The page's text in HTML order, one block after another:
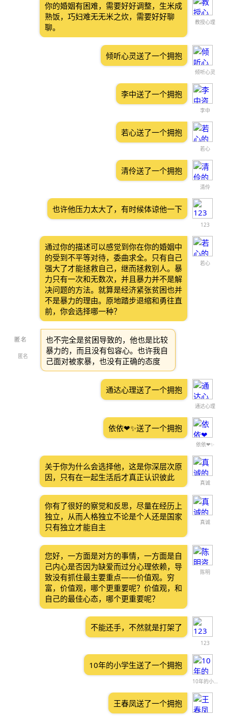
教授心理
你的婚姻有困难，需要好好调整，生米成
熟饭，巧妇难无无米之炊，需要好好聊
聊。
倾听心灵
倾听心灵送了一个拥抱
李中
李中送了一个拥抱
若心
若心送了一个拥抱
清伶
清伶送了一个拥抱
123
也许他压力太大了，有时候体谅他一下
若心
通过你的描述可以感觉到你在你的婚姻中
的受到不平等对待，委曲求全。只有自己
强大了才能拯救自己，继而拯救别人。暴
力只有一次和无数次，并且暴力并不是解
决问题的方法。就算是经济紧张贫困也并
不是暴力的理由。原地踏步退缩和勇往直
前，你会选择哪一种？
匿名
也不完全是贫困导致的，他也是比较
暴力的，而且没有包容心。也许我自
己面对被家暴，也没有正确的态度
通达心理
通达心理送了一个拥抱
依依❤✨
依依❤✨送了一个拥抱
真诚
关于你为什么会选择他，这是你深层次原
因，只有在一起生活后才真正认识彼此
真诚
你有了很好的察觉和反思，尽量在经历上
独立，从而人格独立不论是个人还是国家
只有独立才能自主
陈明
您好，一方面是对方的事情，一方面是自
己内心是否因为缺爱而过分心理依赖，导
致没有抓住最主要重点——价值观。穷
富，价值观，哪个更重要呢？价值观，和
自己的最佳心态，哪个更重要呢？
123
不能还手，不然就是打架了
10年的小学生
10年的小学生送了一个拥抱
王春凤送了一个拥抱